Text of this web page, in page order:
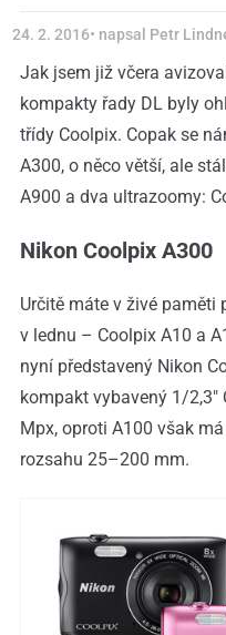
24. 2. 2016• napsal Petr
Jak jsem již včera
kompakty řady DL byly
třídy Coolpix. Copak se
A300, o něco větší, ale
A900 a dva ultrazoomy:
Nikon Coolpix A300
Určitě máte v živé paměti
v lednu – Coolpix A10 a
nyní představený Nikon
kompakt vybavený 1/2,3″
Mpx, oproti A100 však
rozsahu 25–200 mm.